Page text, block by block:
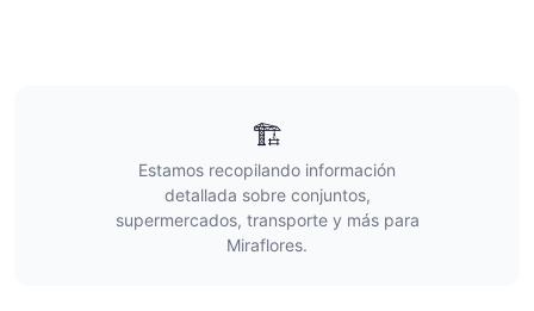
🏗️
Estamos recopilando información
detallada sobre conjuntos,
supermercados, transporte y más para
Miraflores.